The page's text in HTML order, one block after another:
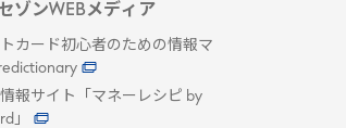
ゾンWEBメディア
カード初心者のための情報マ
報サイト「マネーレシピ by
」